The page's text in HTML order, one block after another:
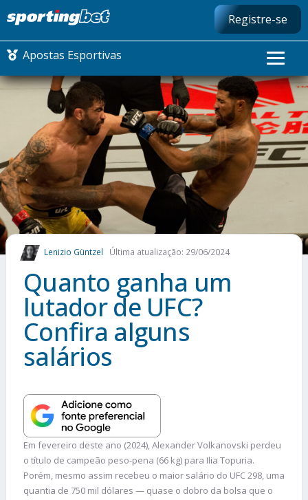
Registre-se
Apostas Esportivas
CONMEBOL LIBERTADORES
FUTEBOL NACIONAL
FUTEBOL INTERNACIONAL
COMO APOSTAR
MAIS ESPORTES
Lenizio Güntzel Última atualização: 29/06/2024
Quanto ganha um
lutador de UFC?
Confira alguns
salários
Em fevereiro deste ano (2024), Alexander Volkanovski perdeu
o título de campeão peso-pena (66 kg) para Ilia Topuria.
Porém, mesmo assim recebeu o maior salário do UFC 298, uma
quantia de 750 mil dólares — quase o dobro da bolsa que o